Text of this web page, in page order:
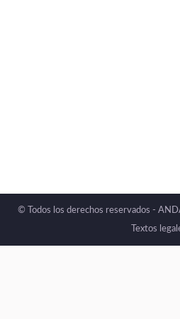
© Todos los derechos reservados -
Textos